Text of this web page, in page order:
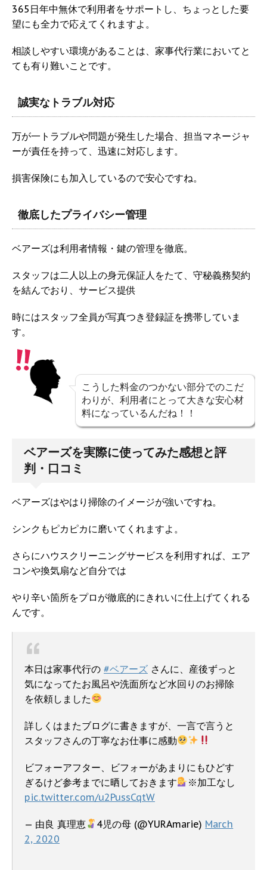
365日年中無休で利用者をサポートし、ちょっとした要
望にも全力で応えてくれますよ。
相談しやすい環境があることは、家事代行業においてと
ても有り難いことです。
誠実なトラブル対応
万が一トラブルや問題が発生した場合、担当マネージャ
ーが責任を持って、迅速に対応します。
損害保険にも加入しているので安心ですね。
徹底したプライバシー管理
ベアーズは利用者情報・鍵の管理を徹底。
スタッフは二人以上の身元保証人をたて、守秘義務契約
を結んでおり、サービス提供
時にはスタッフ全員が写真つき登録証を携帯していま
す。
こうした料金のつかない部分でのこだ
わりが、利用者にとって大きな安心材
料になっているんだね！！
ベアーズを実際に使ってみた感想と評
判・口コミ
ベアーズはやはり掃除のイメージが強いですね。
シンクもピカピカに磨いてくれますよ。
さらにハウスクリーニングサービスを利用すれば、エア
コンや換気扇など自分では
やり辛い箇所をプロが徹底的にきれいに仕上げてくれる
んです。
本日は家事代行の #ベアーズ さんに、産後ずっと
気になってたお風呂や洗面所など水回りのお掃除
を依頼しました
詳しくはまたブログに書きますが、一言で言うと
スタッフさんの丁寧なお仕事に感動
ビフォーアフター、ビフォーがあまりにもひどす
ぎるけど参考までに晒しておきます
※加工なし
pic.twitter.com/u2PussCqtW
— 由良 真理恵 4児の母 (@YURAmarie) March
2, 2020